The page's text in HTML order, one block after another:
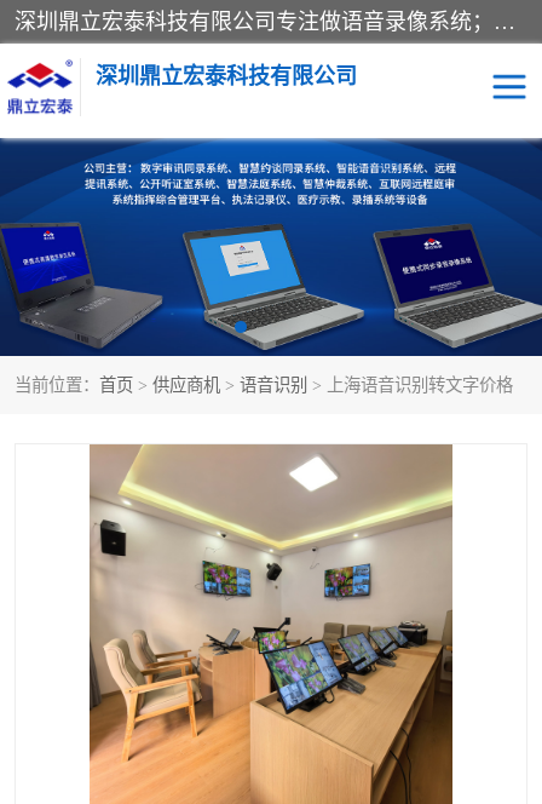
深圳鼎立宏泰科技有限公司专注做语音录像系统；主要服务有：约谈室同步录音录像系统、设计数字询问同步录音录像、数字约谈室同步录音录像、公开听证室、智慧庭审、智能语音识别转写、远程提讯（提审）、记录仪、远程指挥综合管理平台、录播系统等
深圳鼎立宏泰科技有限公司
当前位置： 首页 > 供应商机 > 语音识别 > 上海语音识别转文字价格
同步录音录像设备 便携式审讯设备
数字法庭 听证室
远程提讯 语音识别